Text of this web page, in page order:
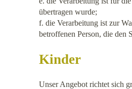
übertragen wurde;
f. die Verarbeitung ist zur
betroffenen Person, die den
Kinder
Unser Angebot richtet sich